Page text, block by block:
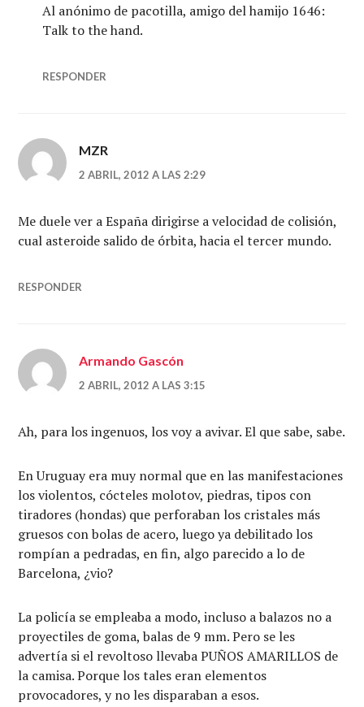
Al anónimo de pacotilla, amigo del hamijo 1646:
Talk to the hand.
RESPONDER
MZR
2 ABRIL, 2012 A LAS 2:29
Me duele ver a España dirigirse a velocidad de colisión,
cual asteroide salido de órbita, hacia el tercer mundo.
RESPONDER
Armando Gascón
2 ABRIL, 2012 A LAS 3:15
Ah, para los ingenuos, los voy a avivar. El que sabe, sabe.
En Uruguay era muy normal que en las manifestaciones
los violentos, cócteles molotov, piedras, tipos con
tiradores (hondas) que perforaban los cristales más
gruesos con bolas de acero, luego ya debilitado los
rompían a pedradas, en fin, algo parecido a lo de
Barcelona, ¿vio?
La policía se empleaba a modo, incluso a balazos no a
proyectiles de goma, balas de 9 mm. Pero se les
advertía si el revoltoso llevaba PUÑOS AMARILLOS de
la camisa. Porque los tales eran elementos
provocadores, y no les disparaban a esos.